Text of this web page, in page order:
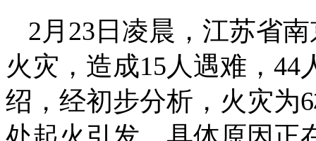
2月23日凌晨，江苏省
火灾，造成15人遇难，
绍，经初步分析，火灾为